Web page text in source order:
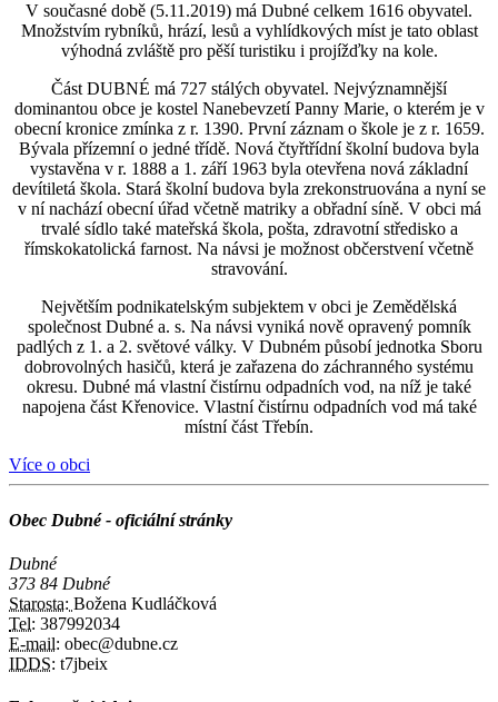
V současné době (5.11.2019) má Dubné celkem 1616 obyvatel.
Množstvím rybníků, hrází, lesů a vyhlídkových míst je tato oblast
výhodná zvláště pro pěší turistiku i projížďky na kole.
Část DUBNÉ má 727 stálých obyvatel. Nejvýznamnější
dominantou obce je kostel Nanebevzetí Panny Marie, o kterém je v
obecní kronice zmínka z r. 1390. První záznam o škole je z r. 1659.
Bývala přízemní o jedné třídě. Nová čtyřtřídní školní budova byla
vystavěna v r. 1888 a 1. září 1963 byla otevřena nová základní
devítiletá škola. Stará školní budova byla zrekonstruována a nyní se
v ní nachází obecní úřad včetně matriky a obřadní síně. V obci má
trvalé sídlo také mateřská škola, pošta, zdravotní středisko a
římskokatolická farnost. Na návsi je možnost občerstvení včetně
stravování.
Největším podnikatelským subjektem v obci je Zemědělská
společnost Dubné a. s. Na návsi vyniká nově opravený pomník
padlých z 1. a 2. světové války. V Dubném působí jednotka Sboru
dobrovolných hasičů, která je zařazena do záchranného systému
okresu. Dubné má vlastní čistírnu odpadních vod, na níž je také
napojena část Křenovice. Vlastní čistírnu odpadních vod má také
místní část Třebín.
Více o obci
Obec Dubné - oficiální stránky
Dubné
373 84 Dubné
Starosta: Božena Kudláčková
Tel: 387992034
E-mail: obec@dubne.cz
IDDS: t7jbeix